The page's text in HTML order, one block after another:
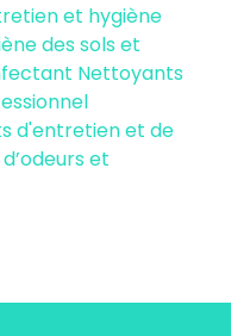
et hygiène
des sols et
Nettoyants
d'entretien et de
et